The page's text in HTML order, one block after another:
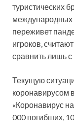
туристических
международных
переживет
игроков,
сравнить лишь
Текущую
коронавирусом
«Коронавирус
000 погибших,